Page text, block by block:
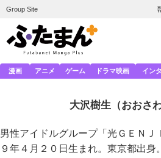
Group Site
漫画 アニメ ゲーム ドラマ映画 イン
大沢樹生（おおさ
男性アイドルグループ「光ＧＥＮＪ
９年４月２０日生まれ。東京都出身